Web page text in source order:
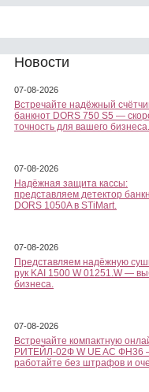
Новости
07-08-2026
Встречайте надёжный
банкнот DORS 750 S5 —
точность для вашего бизнеса.
07-08-2026
Надёжная защита кассы:
представляем детектор
DORS 1050A в STiMart.
07-08-2026
Представляем надёжную
рук KAI 1500 W 01251.W —
бизнеса.
07-08-2026
Встречайте компактную
РИТЕЙЛ-02Ф W UE AC ФН36
работайте без штрафов и